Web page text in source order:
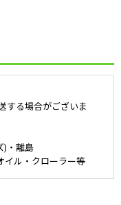
する場合がございま
)・離島
イル・クローラー等